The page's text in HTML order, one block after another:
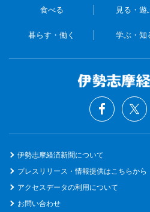
食べる 見る・遊
暮らす・働く 学ぶ・知
伊勢志摩経済新聞について
プレスリリース・情報提供はこちらから
アクセスデータの利用について
お問い合わせ